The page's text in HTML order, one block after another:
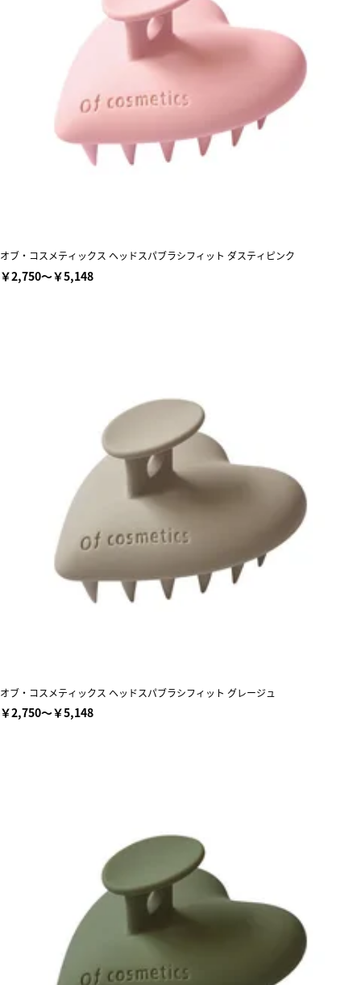
オブ・コスメティックス ヘッドスパブラシフィット ダスティピンク
￥2,750～￥5,148
オブ・コスメティックス ヘッドスパブラシフィット グレージュ
￥2,750～￥5,148